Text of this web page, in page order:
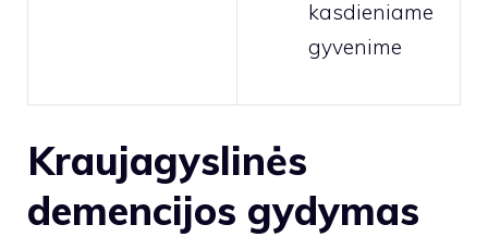
kasdieniame
gyvenime
Kraujagyslinės
demencijos gydymas